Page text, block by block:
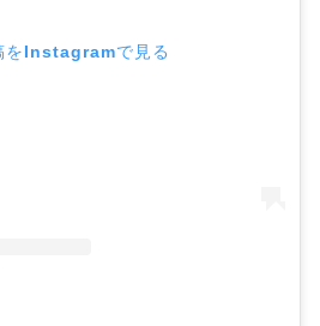
をInstagramで見る